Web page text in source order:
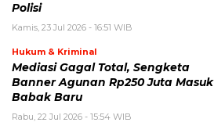
Polisi
Kamis, 23 Jul 2026 - 16:51 WIB
Hukum & Kriminal
Mediasi Gagal Total, Sengketa
Banner Agunan Rp250 Juta Masuk
Babak Baru
Rabu, 22 Jul 2026 - 15:54 WIB